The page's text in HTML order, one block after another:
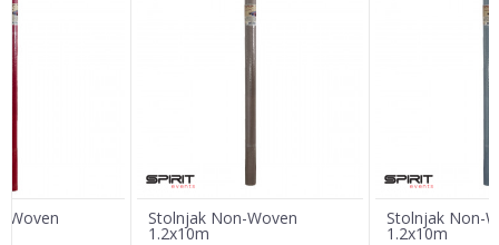
Woven Stolnjak Non-Woven
1.2x10m
Stolnjak Non-
1.2x10m